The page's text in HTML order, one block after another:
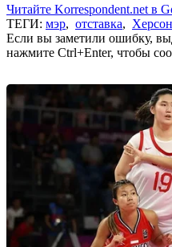
Читайте Korrespondent.net в
ТЕГИ: мэр, отставка,
Если вы заметили ошибку,
нажмите Ctrl+Enter, чтобы